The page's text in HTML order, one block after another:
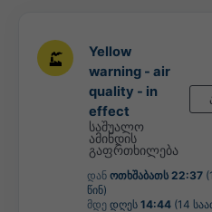
Yellow
warning - air
quality - in
effect
საშუალო
ამინდის
გაფრთხილება
დან ოთხშაბათს 22:37
წინ)
მდე დღეს 14:44 (14